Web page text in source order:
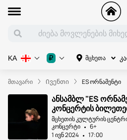
მცხეთა
KA ₽
მთავარი Ივენთი ES ორნამენტი
ანსამბლ "ES
კონცერტის
მცხეთის კულტურის
კონცერტი
6+
1 ივნ 2024
17:00